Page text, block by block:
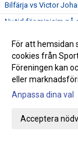
Bilfärja vs Victor
Ny tid för minisim på
HÖSTLOVSKUL 2018
LeWa-cup
Triangeltävling i
För att hemsidan
cookies från
Föreningen kan
eller
Anpassa dina val
Acceptera